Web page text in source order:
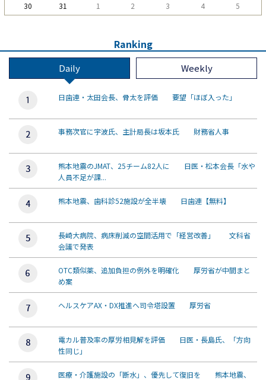
30
31 1 2 3 4 5
Ranking
Daily Weekly
日歯連・太田会長、骨太を評価 要望「ほぼ入った」
事務次官に宇波氏、主計局長は坂本氏 財務省人事
熊本地震のJMAT、25チーム82人に 日医・松本会長「水や
人員不足が課...
熊本地震、歯科診52施設が全半壊 日歯連【無料】
長崎大病院、病床削減の空間活用で「経営改善」 文科省
会議で発表
OTC類似薬、追加負担の例外を明確化 厚労省が中間まと
め案
ヘルスケアAX・DX推進へ司令塔設置 厚労省
電カル普及率の厚労相見解を評価 日医・長島氏、「方向
性同じ」
医療・介護施設の「断水」、優先して復旧を 熊本地震、